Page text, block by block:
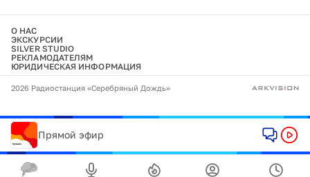
О НАС
ЭКСКУРСИИ
SILVER STUDIO
РЕКЛАМОДАТЕЛЯМ
ЮРИДИЧЕСКАЯ ИНФОРМАЦИЯ
2026 Радиостанция «Серебряный Дождь»
Прямой эфир